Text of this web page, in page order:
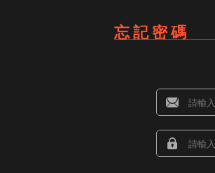
忘記密碼